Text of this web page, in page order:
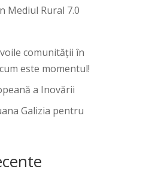
Mediul Rural 7.0
comunității în
este momentul!
a Inovării
Galizia pentru